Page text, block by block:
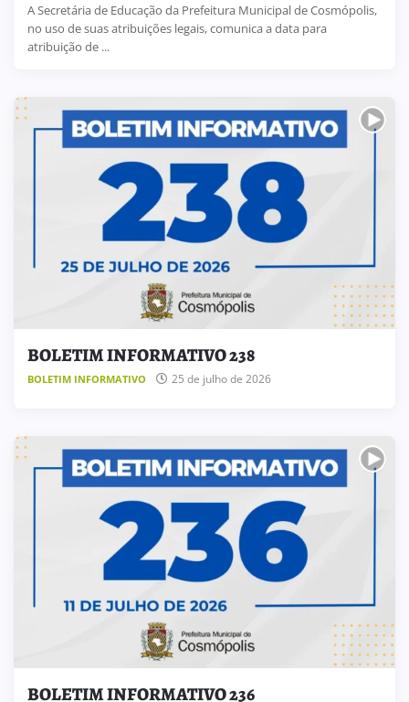
A Secretária de Educação da Prefeitura Municipal de Cosmópolis,
no uso de suas atribuições legais, comunica a data para
atribuição de ...
BOLETIM INFORMATIVO 238
BOLETIM INFORMATIVO 25 de julho de 2026
BOLETIM INFORMATIVO 236